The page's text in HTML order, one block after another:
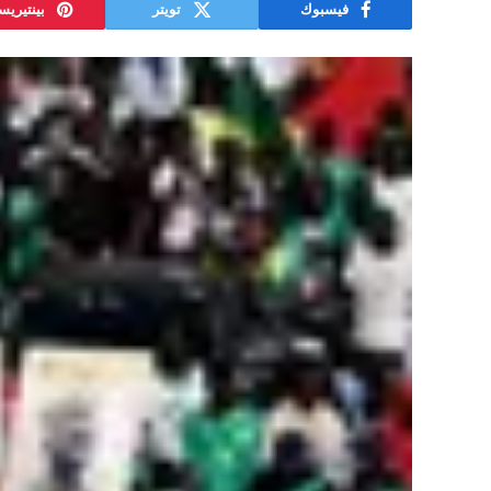
فيسبوك تويتر